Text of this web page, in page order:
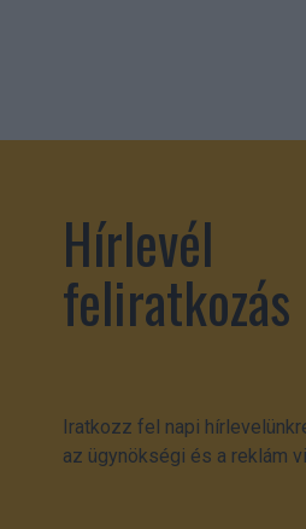
Hírlevél
feliratkozás
Iratkozz fel napi
az ügynökségi és a reklám